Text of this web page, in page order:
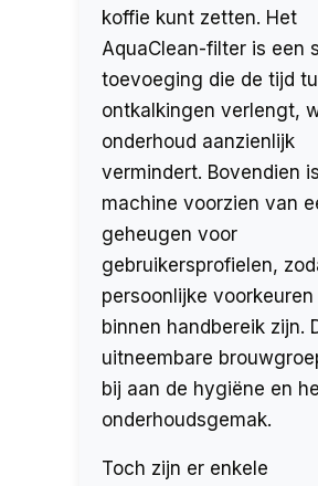
koffie kunt zetten. Het
AquaClean-filter is een
toevoeging die de tijd
ontkalkingen verlengt,
onderhoud aanzienlijk
vermindert. Bovendien
machine voorzien van
geheugen voor
gebruikersprofielen,
persoonlijke
binnen handbereik zijn.
uitneembare
bij aan de hygiëne en
onderhoudsgemak.
Toch zijn er enkele